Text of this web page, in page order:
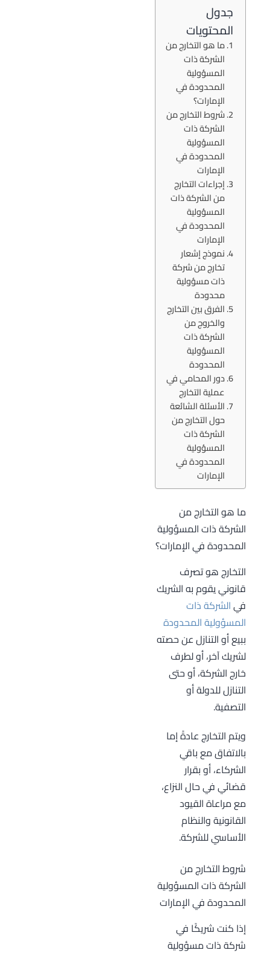
جدول
المحتويات
ما هو التخارج من
الشركة ذات
المسؤولية
المحدودة في
الإمارات؟
شروط التخارج من
الشركة ذات
المسؤولية
المحدودة في
الإمارات
إجراءات التخارج
من الشركة ذات
المسؤولية
المحدودة في
الإمارات
نموذج إشعار
تخارج من شركة
ذات مسؤولية
محدودة
الفرق بين التخارج
والخروج من
الشركة ذات
المسؤولية
المحدودة
دور المحامي في
عملية التخارج
الأسئلة الشائعة
حول التخارج من
الشركة ذات
المسؤولية
المحدودة في
الإمارات
ما هو التخارج من
الشركة ذات المسؤولية
المحدودة في الإمارات؟
التخارج هو تصرف
قانوني يقوم به الشريك
فيالشركة ذات
المسؤولية المحدودة
ببيع أو التنازل عن حصته
لشريك آخر، أو لطرف
خارج الشركة، أو حتى
التنازل للدولة أو
التصفية.
ويتم التخارج عادةً إما
بالاتفاق مع باقي
الشركاء، أو بقرار
قضائي في حال النزاع،
مع مراعاة القيود
القانونية والنظام
الأساسي للشركة.
شروط التخارج من
الشركة ذات المسؤولية
المحدودة في الإمارات
إذا كنت شريكًا في
شركة ذات مسؤولية